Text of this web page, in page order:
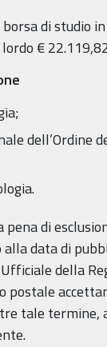
di studio
€
dell’Ordine
di
alla data di
della
postale
tale termine,